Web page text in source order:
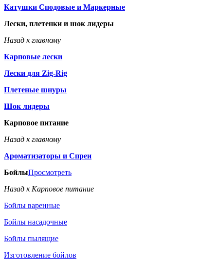
Катушки Сподовые и Маркерные
Лески, плетенки и шок лидеры
Назад к главному
Карповые лески
Лески для Zig-Rig
Плетеные шнуры
Шок лидеры
Карповое питание
Назад к главному
Ароматизаторы и Спреи
БойлыПросмотреть
Назад к Карповое питание
Бойлы варенные
Бойлы насадочные
Бойлы пылящие
Изготовление бойлов